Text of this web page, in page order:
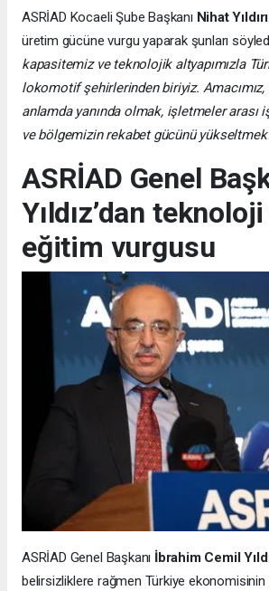
ASRİAD Kocaeli Şube Başkanı Nihat
üretim gücüne vurgu yaparak şunları
kapasitemiz ve teknolojik altyapımızla
lokomotif şehirlerinden biriyiz.
anlamda yanında olmak, işletmeler arası
ve bölgemizin rekabet gücünü
ASRİAD Genel
Yıldız’dan
eğitim vurgusu
ASRİAD Genel Başkanı İbrahim Cemil
belirsizliklere rağmen Türkiye ekonomisinin